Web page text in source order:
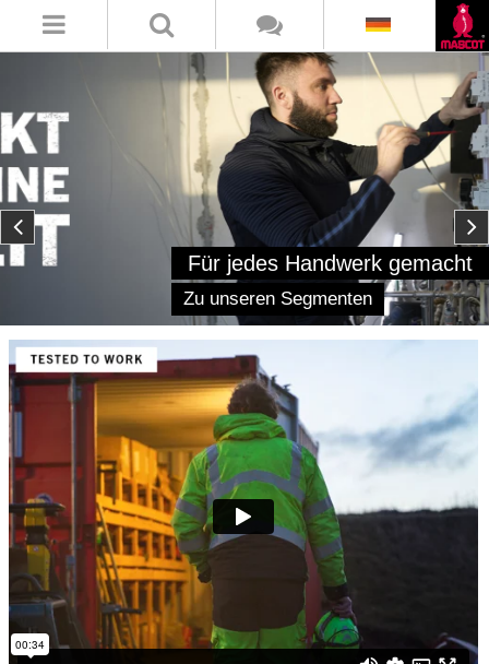
Für jedes Handwerk gemacht
Zu unseren Segmenten